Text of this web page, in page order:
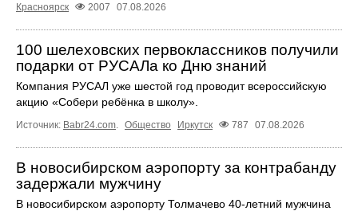
Красноярск
2007 07.08.2026
100 шелеховских первоклассников получили
подарки от РУСАЛа ко Дню знаний
Компания РУСАЛ уже шестой год проводит всероссийскую
акцию «Собери ребёнка в школу».
Источник: Babr24.com Общество Иркутск 787 07.08.2026
В новосибирском аэропорту за контрабанду
задержали мужчину
В новосибирском аэропорту Толмачево 40-летний мужчина